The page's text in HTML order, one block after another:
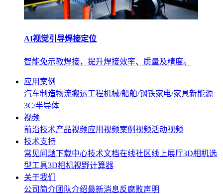
AI视觉引导焊接定位
智能免示教焊接，提升焊接效率、质量及精度。
应用案例
汽车制造物流搬运工程机械/船舶/钢铁家电/家具新能源
3C/半导体
视频
前沿技术产品视频应用视频案例视频活动视频
技术支持
常见问题下载中心技术文档在线社区线上展厅3D相机选
型工具3D相机视野计算器
关于我们
公司简介团队介绍最新消息反腐败声明